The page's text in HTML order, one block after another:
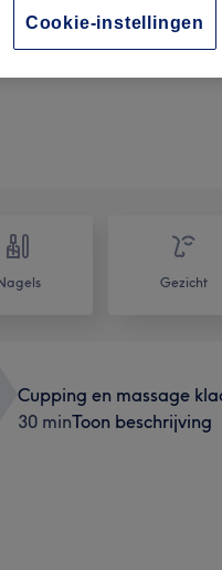
Cupping en
Gezicht
Cupping en massage
30 minToon beschrijving
Cookie-instellingen